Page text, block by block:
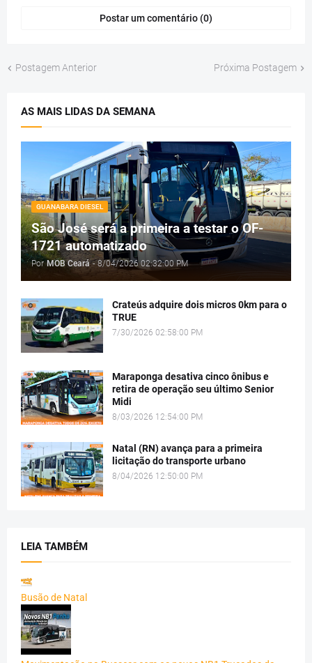
Postar um comentário (0)
Postagem Anterior Próxima Postagem
AS MAIS LIDAS DA SEMANA
GUANABARA DIESEL
São José será a primeira a testar o OF-
1721 automatizado
Por MOB Ceará - 8/04/2026 02:32:00 PM
Crateús adquire dois micros 0km para o
TRUE
7/30/2026 02:58:00 PM
Maraponga desativa cinco ônibus e
retira de operação seu último Senior
Midi
8/03/2026 12:54:00 PM
Natal (RN) avança para a primeira
licitação do transporte urbano
8/04/2026 12:50:00 PM
LEIA TAMBÉM
Busão de Natal